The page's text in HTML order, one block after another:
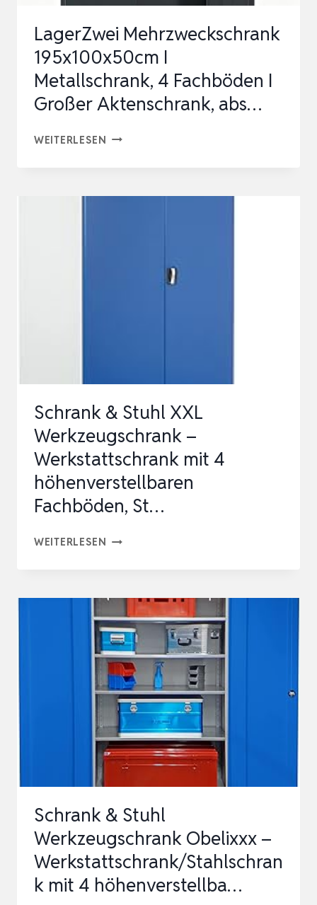
LagerZwei Mehrzweckschrank
195x100x50cm I
Metallschrank, 4 Fachböden I
Großer Aktenschrank, abs…
WEITERLESEN LAGERZWEI
FACHBÖDEN
Schrank & Stuhl XXL
Werkzeugschrank –
Werkstattschrank mit 4
höhenverstellbaren
Fachböden, St…
WEITERLESEN SCHRANK
XXL
WERKZEUGSCHRANK
–
WERKSTATTSCHRANK
MIT
HÖHENVERSTELLBAREN
FACHBÖDEN,
ST…
Schrank & Stuhl
Werkzeugschrank Obelixxx –
Werkstattschrank/Stahlschran
k mit 4 höhenverstellba…